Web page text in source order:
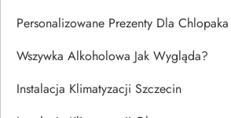
Personalizowane Prezenty Dla Chlopaka
Wszywka Alkoholowa Jak Wygląda?
Instalacja Klimatyzacji Szczecin